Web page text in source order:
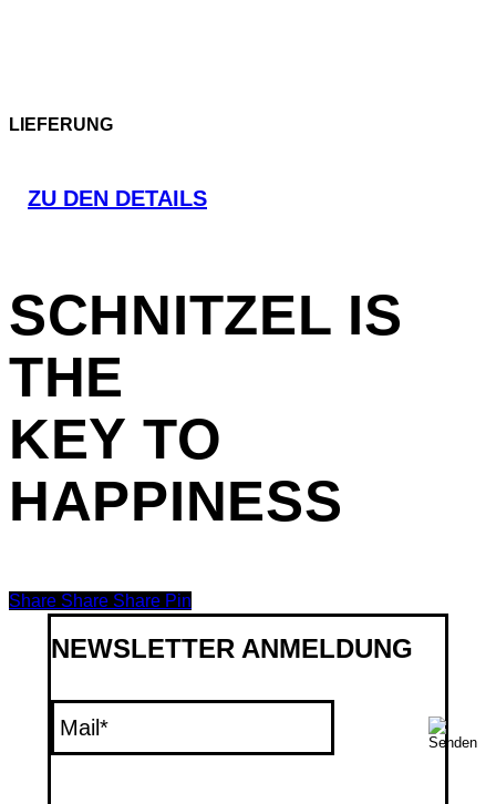
LIEFERUNG
ZU DEN DETAILS
SCHNITZEL IS
THE
KEY TO
HAPPINESS
Share
Share Share Share Pin
NEWSLETTER ANMELDUNG